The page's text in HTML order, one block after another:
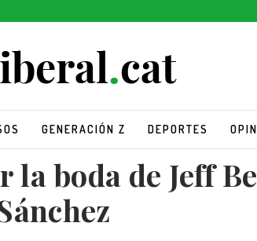
GENERACIÓN Z DEPORTES
la boda de Jeff